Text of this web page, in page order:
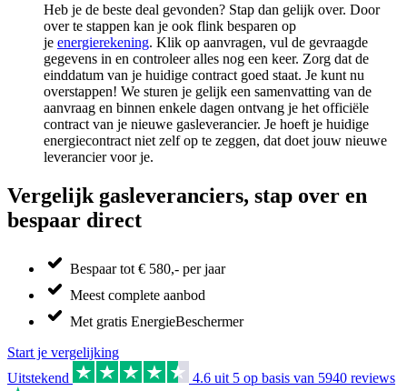
Heb je de beste deal gevonden? Stap dan gelijk over. Door
over te stappen kan je ook flink besparen op
je energierekening. Klik op aanvragen, vul de gevraagde
gegevens in en controleer alles nog een keer. Zorg dat de
einddatum van je huidige contract goed staat. Je kunt nu
overstappen! We sturen je gelijk een samenvatting van de
aanvraag en binnen enkele dagen ontvang je het officiële
contract van je nieuwe gasleverancier. Je hoeft je huidige
energiecontract niet zelf op te zeggen, dat doet jouw nieuwe
leverancier voor je.
Vergelijk gasleveranciers, stap over en
bespaar direct
Bespaar tot € 580,- per jaar
Meest complete aanbod
Met gratis EnergieBeschermer
Start je vergelijking
Uitstekend
4.6 uit 5 op basis van 5940 reviews